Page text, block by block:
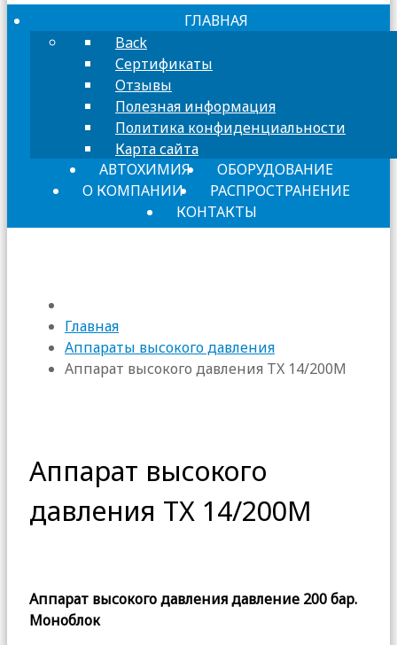
ГЛАВНАЯ
Back
Сертификаты
Отзывы
Полезная информация
Политика конфиденциальности
Карта сайта
АВТОХИМИЯ
ОБОРУДОВАНИЕ
О КОМПАНИИ
РАСПРОСТРАНЕНИЕ
КОНТАКТЫ
Главная
Аппараты высокого давления
Аппарат высокого давления TX 14/200M
Аппарат высокого
давления TX 14/200M
Аппарат высокого давления давление 200 бар.
Моноблок